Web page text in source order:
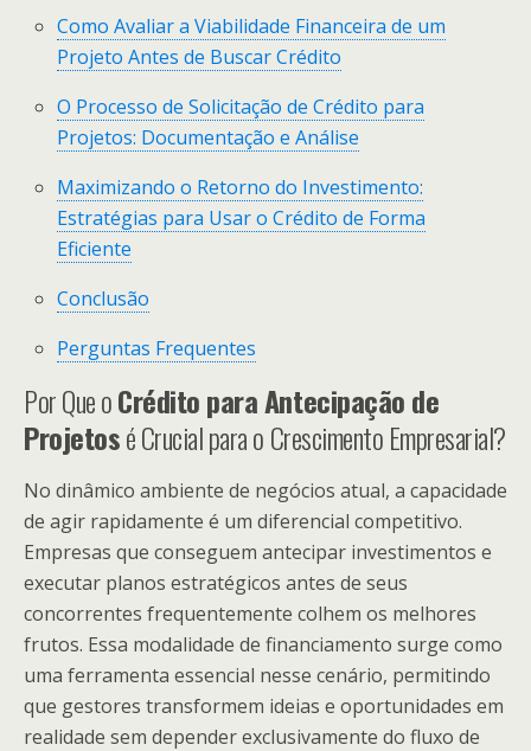
Como Avaliar a Viabilidade Financeira de um
Projeto Antes de Buscar Crédito
O Processo de Solicitação de Crédito para
Projetos: Documentação e Análise
Maximizando o Retorno do Investimento:
Estratégias para Usar o Crédito de Forma
Eficiente
Conclusão
Perguntas Frequentes
Por Que oCrédito para Antecipação de
Projetosé Crucial para o Crescimento Empresarial?
No dinâmico ambiente de negócios atual, a capacidade
de agir rapidamente é um diferencial competitivo.
Empresas que conseguem antecipar investimentos e
executar planos estratégicos antes de seus
concorrentes frequentemente colhem os melhores
frutos. Essa modalidade de financiamento surge como
uma ferramenta essencial nesse cenário, permitindo
que gestores transformem ideias e oportunidades em
realidade sem depender exclusivamente do fluxo de